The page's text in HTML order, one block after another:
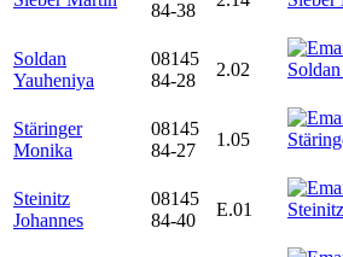
84-38
Soldan
Yauheniya
08145
84-28
2.02
Stäringer
Monika
08145
84-27
1.05
Steinitz
Johannes
08145
84-40
E.01